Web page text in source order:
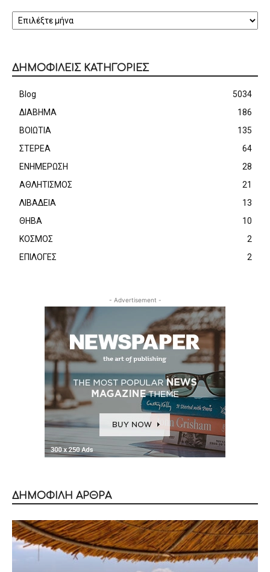
ΔΗΜΟΦΙΛΕΙΣ ΚΑΤΗΓΟΡΙΕΣ
Blog
5034
ΔΙΑΒΗΜΑ
186
ΒΟΙΩΤΙΑ
135
ΣΤΕΡΕΑ
64
ΕΝΗΜΕΡΩΣΗ
28
ΑΘΛΗΤΙΣΜΟΣ
21
ΛΙΒΑΔΕΙΑ
13
ΘΗΒΑ
10
ΚΟΣΜΟΣ
2
ΕΠΙΛΟΓΕΣ
2
- Advertisement -
ΔΗΜΟΦΙΛΗ ΑΡΘΡΑ